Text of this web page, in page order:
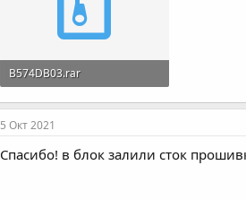
B574DB03.rar
927 байт · Просмотры: 3
5 Окт 2021
Спасибо! в блок залили сток